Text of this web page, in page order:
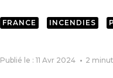
FRANCE INCENDIES
Publié le : 11 Avr 2024 2